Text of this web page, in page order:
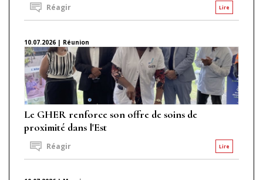
Lire
Réagir
10.07.2026 | Réunion
Le GHER renforce son offre de soins de
proximité dans l'Est
Lire
Réagir